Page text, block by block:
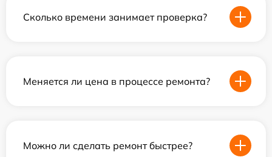
Сколько времени занимает проверка?
Меняется ли цена в процессе ремонта?
Можно ли сделать ремонт быстрее?